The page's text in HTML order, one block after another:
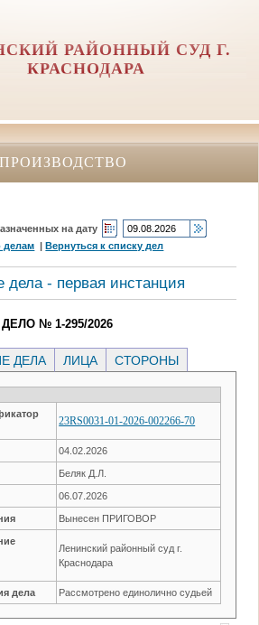
РАЙОННЫЙ СУД Г.
КРАСНОДАРА
на дату
делам |Вернуться к списку дел
дела - первая инстанция
ДЕЛО № 1-295/2026
ДЕЛА ЛИЦА СТОРОНЫ
23RS0031-01-2026-002266-70
04.02.2026
Беляк Д.Л.
06.07.2026
Вынесен ПРИГОВОР
Ленинский районный суд г.
Краснодара
дела Рассмотрено единолично судьей